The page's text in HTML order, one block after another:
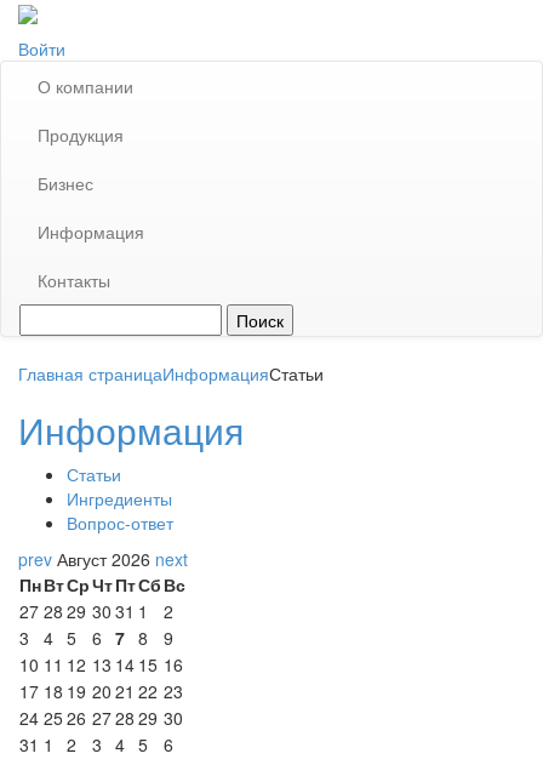
Войти
О компании
Продукция
Бизнес
Информация
Контакты
Главная страницаИнформацияСтатьи
Информация
Статьи
Ингредиенты
Вопрос-ответ
prev Август 2026 next
ПнВтСрЧтПтСб Вс
27 28 29 30 31 1
2
3
4 5 6 7 8
9
10 11 12 13 14 15 16
17 18 19 20 21 22 23
24 2526 2728 29 30
31 1 2 3 4 5 6